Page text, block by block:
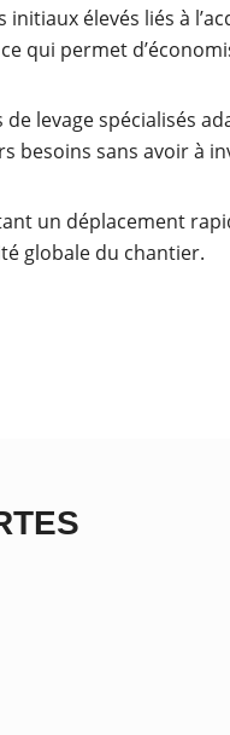
élevés liés à
qui permet
levage spécialisés
sans avoir à
un déplacement
globale du chantier.